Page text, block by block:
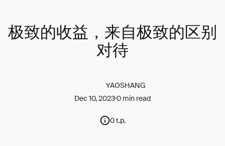
极致的收益，来自极致的区别
对待
YAOSHANG
Dec 10, 20230 min read
0 t.p.